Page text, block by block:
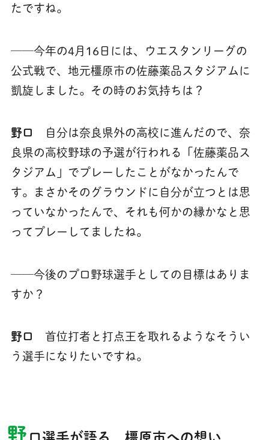
たですね。
──今年の4月16日には、ウエスタンリーグの
公式戦で、地元橿原市の佐藤薬品スタジアムに
凱旋しました。その時のお気持ちは？
野口
自分は奈良県外の高校に進んだので、奈
良県の高校野球の予選が行われる「佐藤薬品ス
タジアム」でプレーしたことがなかったんで
す。まさかそのグラウンドに自分が立つとは思
っていなかったんで、それも何かの縁かなと思
ってプレーしてましたね。
──今後のプロ野球選手としての目標はありま
すか？
野口 首位打者と打点王を取れるようなそうい
う選手になりたいですね。
野 口選手が語る 橿原市への想い